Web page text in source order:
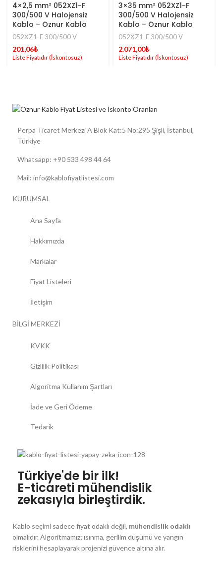
4×2,5 mm² 052XZ1-F
300/500 V Halojensiz
Kablo – Öznur Kablo
052XZ1-F 300/500 V
201,06₺
3×35 mm² 052XZ1-F
300/500 V Halojensiz
Kablo – Öznur Kablo
052XZ1-F 300/500 V
2.071,00₺
Perpa Ticaret Merkezi A Blok Kat:5 No:295 Şişli, İstanbul,
Türkiye
Whatsapp: +90 533 498 44 64
Mail: info@kablofiyatlistesi.com
KURUMSAL
Ana Sayfa
Hakkımızda
Markalar
Fiyat Listeleri
İletişim
BİLGİ MERKEZİ
KVKK
Gizlilik Politikası
Algoritma Kullanım Şartları
İade ve Geri Ödeme
Tedarik
Türkiye'de bir ilk!
E-ticareti mühendislik
zekasıyla birleştirdik.
Kablo seçimi sadece fiyat odaklı değil, mühendislik odaklı
olmalıdır. Algoritmamız; ısınma, gerilim düşümü ve yangın
risklerini hesaplayarak projenizi güvence altına alır.